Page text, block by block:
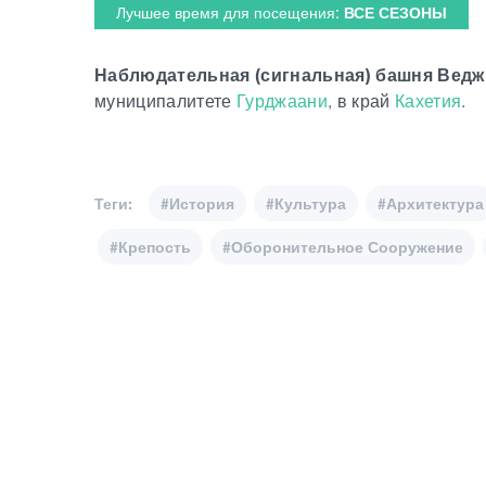
Лучшее время для посещения: ВСЕ СЕЗОНЫ
Наблюдательная (сигнальная) башня
муниципалитете Гурджаани, в край Кахетия.
Теги: #История #Культура #Архитектура
#Крепость #Оборонительное Сооружение